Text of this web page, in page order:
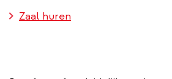
Zaal huren